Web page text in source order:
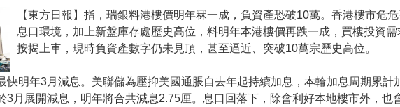
【東方日報】指，瑞銀料港樓價明年冧一成，負資產恐破10萬。香港樓市危
息口環境，加上新盤庫存處歷史高位，料明年本港樓價再跌一成，買樓投資
按揭上車，現時負資產數字仍未見頂，甚至逼近、突破10萬宗歷史高位。
快明年3月減息。美聯儲為壓抑美國通脹自去年起持續加息，本輪加息周期累
3月展開減息，明年將合共減息2.75厘。息口回落下，除會利好本地樓市外，